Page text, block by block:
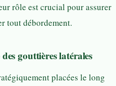
rôle est crucial pour assurer
tout débordement.
gouttières latérales
placées le long